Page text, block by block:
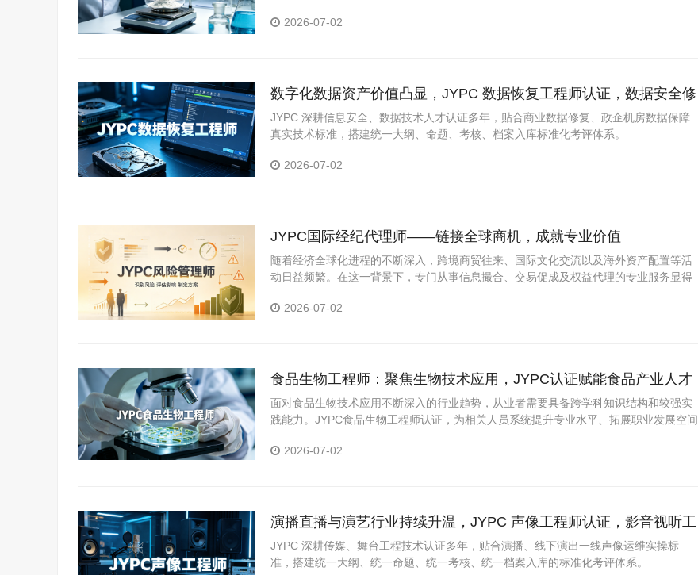
力。2026-07-02
数字化数据资产价值凸显，JYPC 数据恢复工程师认证，数据安全修
复技术人才拓宽职业发展路径
JYPC 深耕信息安全、数据技术人才认证多年，贴合商业数据修复、政企机房数据保障
真实技术标准，搭建统一大纲、命题、考核、档案入库标准化考评体系。
2026-07-02
JYPC国际经纪代理师——链接全球商机，成就专业价值
随着经济全球化进程的不断深入，跨境商贸往来、国际文化交流以及海外资产配置等活
动日益频繁。在这一背景下，专门从事信息撮合、交易促成及权益代理的专业服务显得
职业竞争力的有效途径。
2026-07-02
食品生物工程师：聚焦生物技术应用，JYPC认证赋能食品产业人才
面对食品生物技术应用不断深入的行业趋势，从业者需要具备跨学科知识结构和较强实
践能力。JYPC食品生物工程师认证，为相关人员系统提升专业水平、拓展职业发展空间
2026-07-02
演播直播与演艺行业持续升温，JYPC 声像工程师认证，影音视听工
程从业者拓宽职业发展通道
JYPC 深耕传媒、舞台工程技术认证多年，贴合演播、线下演出一线声像运维实操标
准，搭建统一大纲、统一命题、统一考核、统一档案入库的标准化考评体系。